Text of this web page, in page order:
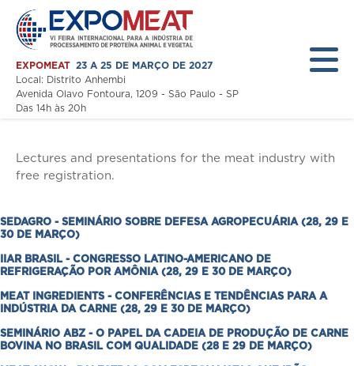
EXPOMEAT 23 A 25 DE MARÇO DE 2027
Local: Distrito Anhembi
Avenida Olavo Fontoura, 1209 - São Paulo - SP
Das 14h às 20h
Programação
Notícias
Área Restrita
Lectures
Lectures and presentations for the meat industry with
free registration.
SEDAGRO - SEMINÁRIO SOBRE DEFESA AGROPECUÁRIA (28, 29 E
30 DE MARÇO)
IIAR BRASIL - CONGRESSO LATINO-AMERICANO DE
REFRIGERAÇÃO POR AMÔNIA (28, 29 E 30 DE MARÇO)
MEAT INGREDIENTS - CONFERÊNCIAS E TENDÊNCIAS PARA A
INDÚSTRIA DA CARNE (28, 29 E 30 DE MARÇO)
SEMINÁRIO ABZ - O PAPEL DA CADEIA DE PRODUÇÃO DE CARNE
BOVINA NO BRASIL COM QUALIDADE (28 E 29 DE MARÇO)